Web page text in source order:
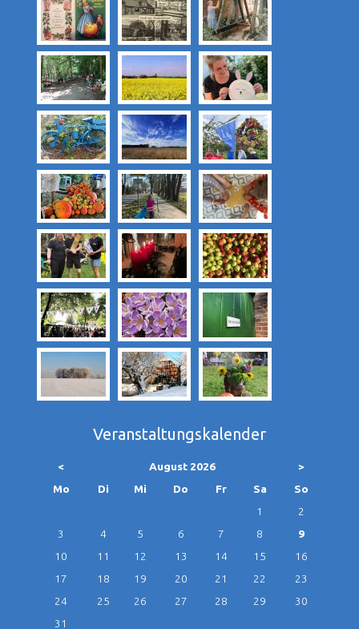
Veranstaltungskalender
< August 2026
>
Montag Di enstag
Mi ttwoch
Do nnerstag
Freitag SamstagSonntag
1
2
3
4 5 6 7 8
9
10
11 12 13 14 15
16
17
18 19 20 21 22
23
24
25 26 27 28 29
30
31